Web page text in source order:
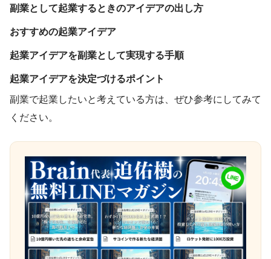
副業として起業するときのアイデアの出し方
おすすめの起業アイデア
起業アイデアを副業として実現する手順
起業アイデアを決定づけるポイント
副業で起業したいと考えている方は、ぜひ参考にしてみて
ください。